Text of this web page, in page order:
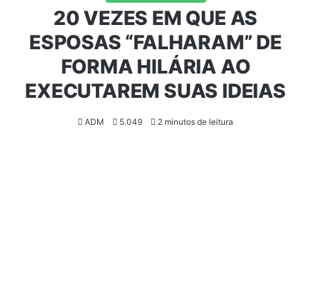
20 VEZES EM QUE AS
ESPOSAS “FALHARAM” DE
FORMA HILÁRIA AO
EXECUTAREM SUAS IDEIAS
ADM 5.049 2 minutos de leitura